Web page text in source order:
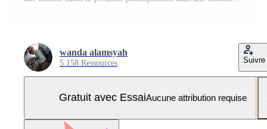
wanda alamsyah
5 158 Ressources Suivre
Gratuit avec EssaiAucune attribution requise